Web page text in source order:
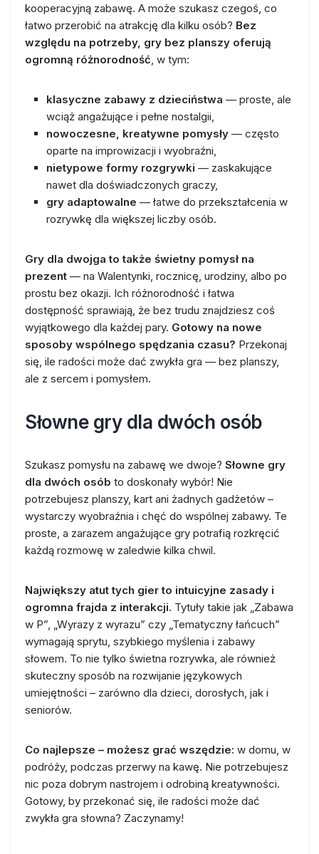
kooperacyjną zabawę. A może szukasz czegoś, co
łatwo przerobić na atrakcję dla kilku osób? Bez
względu na potrzeby, gry bez planszy oferują
ogromną różnorodność, w tym:
klasyczne zabawy z dzieciństwa — proste, ale
wciąż angażujące i pełne nostalgii,
nowoczesne, kreatywne pomysły — często
oparte na improwizacji i wyobraźni,
nietypowe formy rozgrywki — zaskakujące
nawet dla doświadczonych graczy,
gry adaptowalne — łatwe do przekształcenia w
rozrywkę dla większej liczby osób.
Gry dla dwojga to także świetny pomysł na
prezent — na Walentynki, rocznicę, urodziny, albo po
prostu bez okazji. Ich różnorodność i łatwa
dostępność sprawiają, że bez trudu znajdziesz coś
wyjątkowego dla każdej pary. Gotowy na nowe
sposoby wspólnego spędzania czasu? Przekonaj
się, ile radości może dać zwykła gra — bez planszy,
ale z sercem i pomysłem.
Słowne gry dla dwóch osób
Szukasz pomysłu na zabawę we dwoje? Słowne gry
dla dwóch osób to doskonały wybór! Nie
potrzebujesz planszy, kart ani żadnych gadżetów –
wystarczy wyobraźnia i chęć do wspólnej zabawy. Te
proste, a zarazem angażujące gry potrafią rozkręcić
każdą rozmowę w zaledwie kilka chwil.
Największy atut tych gier to intuicyjne zasady i
ogromna frajda z interakcji. Tytuły takie jak „Zabawa
w P”, „Wyrazy z wyrazu” czy „Tematyczny łańcuch”
wymagają sprytu, szybkiego myślenia i zabawy
słowem. To nie tylko świetna rozrywka, ale również
skuteczny sposób na rozwijanie językowych
umiejętności – zarówno dla dzieci, dorosłych, jak i
seniorów.
Co najlepsze – możesz grać wszędzie: w domu, w
podróży, podczas przerwy na kawę. Nie potrzebujesz
nic poza dobrym nastrojem i odrobiną kreatywności.
Gotowy, by przekonać się, ile radości może dać
zwykła gra słowna? Zaczynamy!